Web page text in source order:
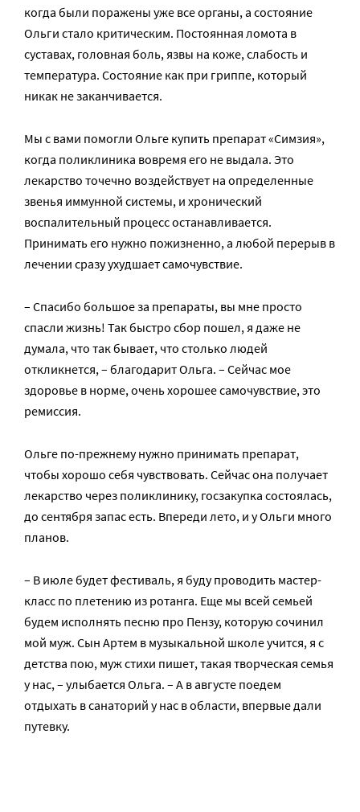
когда были поражены уже все органы, а состояние
Ольги стало критическим. Постоянная ломота в
суставах, головная боль, язвы на коже, слабость и
температура. Состояние как при гриппе, который
никак не заканчивается.
Мы с вами помогли Ольге купить препарат «Симзия»,
когда поликлиника вовремя его не выдала. Это
лекарство точечно воздействует на определенные
звенья иммунной системы, и хронический
воспалительный процесс останавливается.
Принимать его нужно пожизненно, а любой перерыв в
лечении сразу ухудшает самочувствие.
– Спасибо большое за препараты, вы мне просто
спасли жизнь! Так быстро сбор пошел, я даже не
думала, что так бывает, что столько людей
откликнется, – благодарит Ольга. – Сейчас мое
здоровье в норме, очень хорошее самочувствие, это
ремиссия.
Ольге по-прежнему нужно принимать препарат,
чтобы хорошо себя чувствовать. Сейчас она получает
лекарство через поликлинику, госзакупка состоялась,
до сентября запас есть. Впереди лето, и у Ольги много
планов.
– В июле будет фестиваль, я буду проводить мастер-
класс по плетению из ротанга. Еще мы всей семьей
будем исполнять песню про Пензу, которую сочинил
мой муж. Сын Артем в музыкальной школе учится, я с
детства пою, муж стихи пишет, такая творческая семья
у нас, – улыбается Ольга. – А в августе поедем
отдыхать в санаторий у нас в области, впервые дали
путевку.